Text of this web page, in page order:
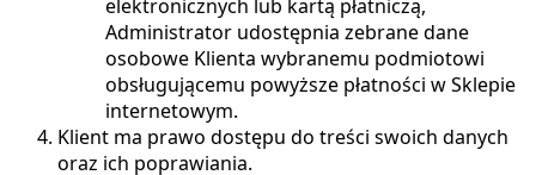
elektronicznych lub kartą płatniczą,
Administrator udostępnia zebrane dane
osobowe Klienta wybranemu podmiotowi
obsługującemu powyższe płatności w Sklepie
internetowym.
Klient ma prawo dostępu do treści swoich danych
oraz ich poprawiania.